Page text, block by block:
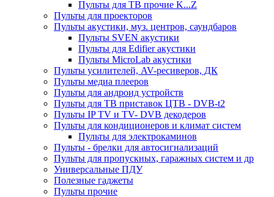
Пульты для ТВ прочие K...Z
Пульты для проекторов
Пульты акустики, муз. центров, саундбаров
Пульты SVEN акустики
Пульты для Edifier акустики
Пульты MicroLab акустики
Пульты усилителей, AV-ресиверов, ДК
Пульты медиа плееров
Пульты для андроид устройств
Пульты для ТВ приставок ЦТВ - DVB-t2
Пульты IP TV и TV- DVB декодеров
Пульты для кондиционеров и климат систем
Пульты для электрокаминов
Пульты - брелки для автосигнализаций
Пульты для пропускных, гаражных систем и др
Универсальные ПДУ
Полезные гаджеты
Пульты прочие